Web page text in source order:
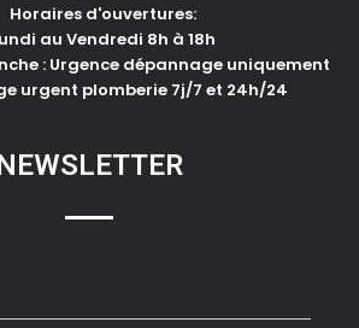
Horaires d'ouvertures:
au Vendredi 8h à 18h
: Urgence dépannage uniquement
urgent plomberie 7j/7 et 24h/24